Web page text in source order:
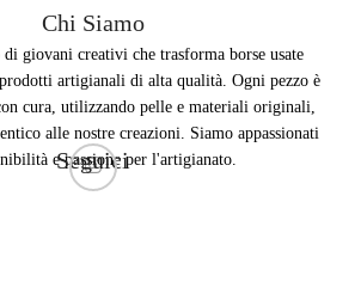
Chi Siamo
giovani creativi che trasforma borse usate
artigianali di alta qualità. Ogni pezzo è
cura, utilizzando pelle e materiali originali,
alle nostre creazioni. Siamo appassionati
e passione per l'artigianato.
Seguici